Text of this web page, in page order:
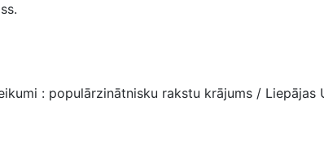
: populārzinātnisku rakstu krājums /